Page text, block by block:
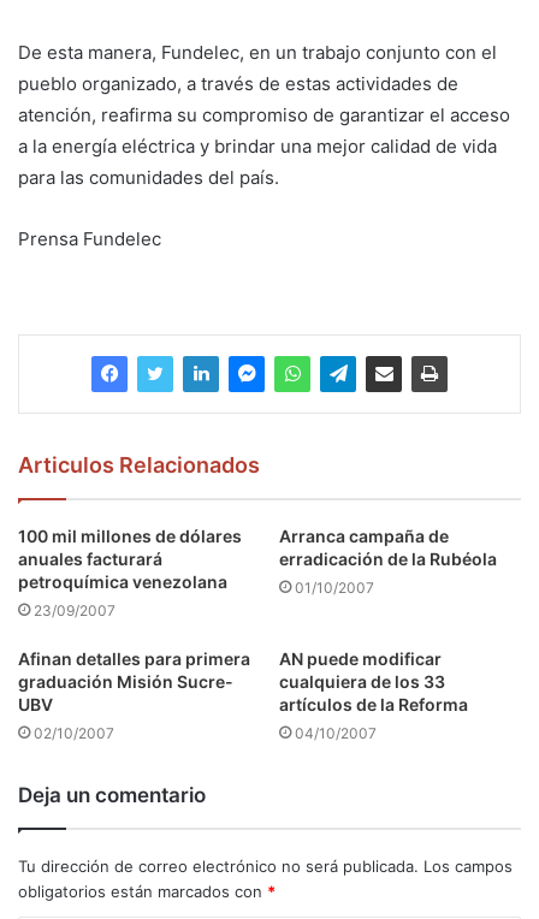
De esta manera, Fundelec, en un trabajo conjunto con el
pueblo organizado, a través de estas actividades de
atención, reafirma su compromiso de garantizar el acceso
a la energía eléctrica y brindar una mejor calidad de vida
para las comunidades del país.
Prensa Fundelec
Articulos Relacionados
100 mil millones de dólares
anuales facturará
petroquímica venezolana
23/09/2007
Arranca campaña de
erradicación de la Rubéola
01/10/2007
Afinan detalles para primera
graduación Misión Sucre-
UBV
02/10/2007
AN puede modificar
cualquiera de los 33
artículos de la Reforma
04/10/2007
Deja un comentario
Tu dirección de correo electrónico no será publicada. Los campos
obligatorios están marcados con *